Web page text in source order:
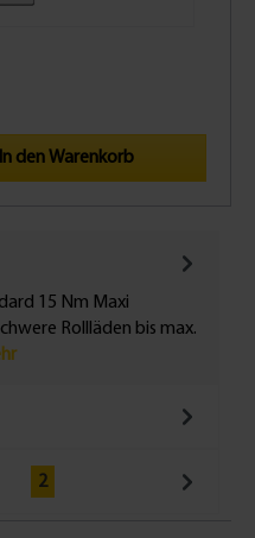
In den Warenkorb
15 Nm Maxi
Rollläden bis max.
2